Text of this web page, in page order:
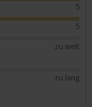
5
5
zu weit
zu lang